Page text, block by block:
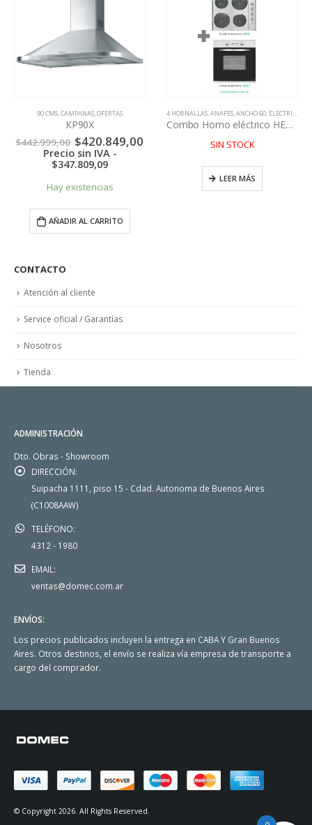
OFERTAS90 CMS,CAMPANAS,OFERTAS
KP90X
$442.999,00 El
precio
original
era:
$442.999,00.
$420.849,00
$420.849,00.
Precio sin IVA -
$347.809,09
Hay existencias
AÑADIR AL CARRITO
4 HORNALLAS,ANAFES,ANCHO 60, ELECTRICOS
Combo Horno eléctrico HEXG + Anafe eléctrico AEXG
SIN STOCK
LEER MÁS
CONTACTO
Atención al cliente
Service oficial / Garantías
Nosotros
Tienda
ADMINISTRACIÓN
Dto. Obras - Showroom
DIRECCIÓN:
Suipacha 1111, piso 15 - Cdad. Autonoma de Buenos Aires
(C1008AAW)
TELÉFONO:
4312 - 1980
EMAIL:
ventas@domec.com.ar
ENVÍOS:
Los precios publicados incluyen la entrega en CABA Y Gran Buenos
Aires. Otros destinos, el envío se realiza vía empresa de transporte a
cargo del comprador.
© Copyright 2026. All Rights Reserved.